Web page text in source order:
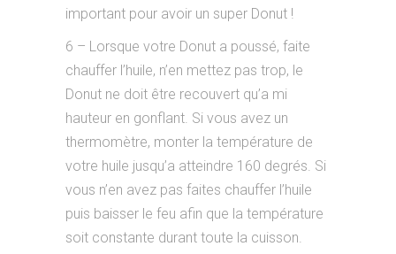
important pour avoir un super Donut !
6 – Lorsque votre Donut a poussé, faite
chauffer l’huile, n’en mettez pas trop, le
Donut ne doit être recouvert qu’a mi
hauteur en gonflant. Si vous avez un
thermomètre, monter la température de
votre huile jusqu’a atteindre 160 degrés. Si
vous n’en avez pas faites chauffer l’huile
puis baisser le feu afin que la température
soit constante durant toute la cuisson.